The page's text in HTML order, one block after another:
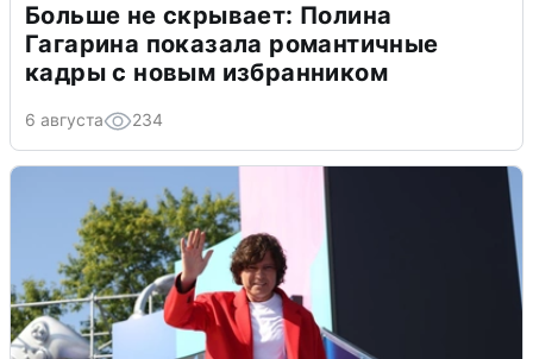
Больше не скрывает: Полина
Гагарина показала романтичные
кадры с новым избранником
6 августа 234